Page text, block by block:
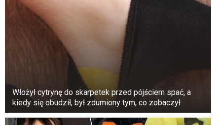
Coaching jest wykorzystywany nie tylko do
pozbycia się niechcianej sierści. Od późnej
wiosny do późnej jesieni zwierzętom
przeszkadzają liczne owady i roztocza.
Ocierając się o pnie, wystające gałęzie lub
korzenie, zwierzęta eliminują irytujących gości
lub drapią swędzące miejsce.
Włożył cytrynę do skarpetek przed pójściem spać, a
kiedy się obudził, był zdumiony tym, co zobaczył